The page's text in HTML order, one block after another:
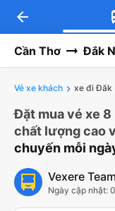
arrow_back
Cần Thơ Đắk
Vé xe khách xe đi Đăk
Đặt mua vé xe
chất lượng cao
chuyến mỗi
Vexere Team
Ngày cập nhật: